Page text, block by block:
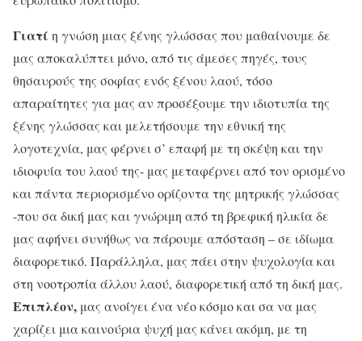
Γιατί η γνώση μιας ξένης γλώσσας που μαθαίνουμε δε
μας αποκαλύπτει μόνο, από τις άμεσες πηγές, τους
θησαυρούς της σοφίας ενός ξένου λαού, τόσο
απαραίτητες για μας αν προσέξουμε την ιδιοτυπία της
ξένης γλώσσας και μελετήσουμε την εθνική της
λογοτεχνία, μας φέρνει σ’ επαφή με τη σκέψη και την
ιδιοφυία του λαού της- μας μεταφέρνει από τον ορισμένο
και πάντα περιορισμένο ορίζοντα της μητρικής γλώσσας
-που σα δική μας και γνώριμη από τη βρεφική ηλικία δε
μας αφήνει συνήθως να πάρουμε απόσταση – σε ιδίωμα
διαφορετικό. Παράλληλα, μας πάει στην ψυχολογία και
στη νοοτροπία άλλου λαού, διαφορετική από τη δική μας.
Επιπλέον, μας ανοίγει ένα νέο κόσμο και σα να μας
χαρίζει μια καινούρια ψυχή μας κάνει ακόμη, με τη